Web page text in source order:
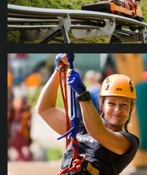
TOR
Całoroczna zabawa na 900
dorosłych!
Więcej informacji